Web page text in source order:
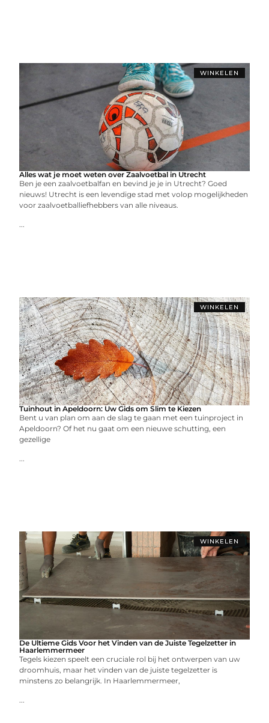
WINKELEN
Alles wat je moet weten over Zaalvoetbal in Utrecht
Ben je een zaalvoetbalfan en bevind je je in Utrecht? Goed
nieuws! Utrecht is een levendige stad met volop mogelijkheden
voor zaalvoetballiefhebbers van alle niveaus.
...
WINKELEN
Tuinhout in Apeldoorn: Uw Gids om Slim te Kiezen
Bent u van plan om aan de slag te gaan met een tuinproject in
Apeldoorn? Of het nu gaat om een nieuwe schutting, een
gezellige
...
WINKELEN
De Ultieme Gids Voor het Vinden van de Juiste Tegelzetter in
Haarlemmermeer
Tegels kiezen speelt een cruciale rol bij het ontwerpen van uw
droomhuis, maar het vinden van de juiste tegelzetter is
minstens zo belangrijk. In Haarlemmermeer,
...